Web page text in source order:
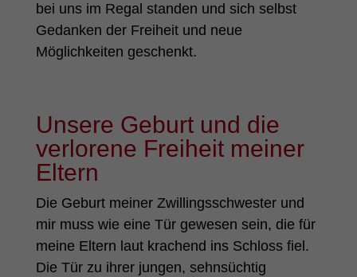
bei uns im Regal standen und sich selbst
Gedanken der Freiheit und neue
Möglichkeiten geschenkt.
Unsere Geburt und die
verlorene Freiheit meiner
Eltern
Die Geburt meiner Zwillingsschwester und
mir muss wie eine Tür gewesen sein, die für
meine Eltern laut krachend ins Schloss fiel.
Die Tür zu ihrer jungen, sehnsüchtig